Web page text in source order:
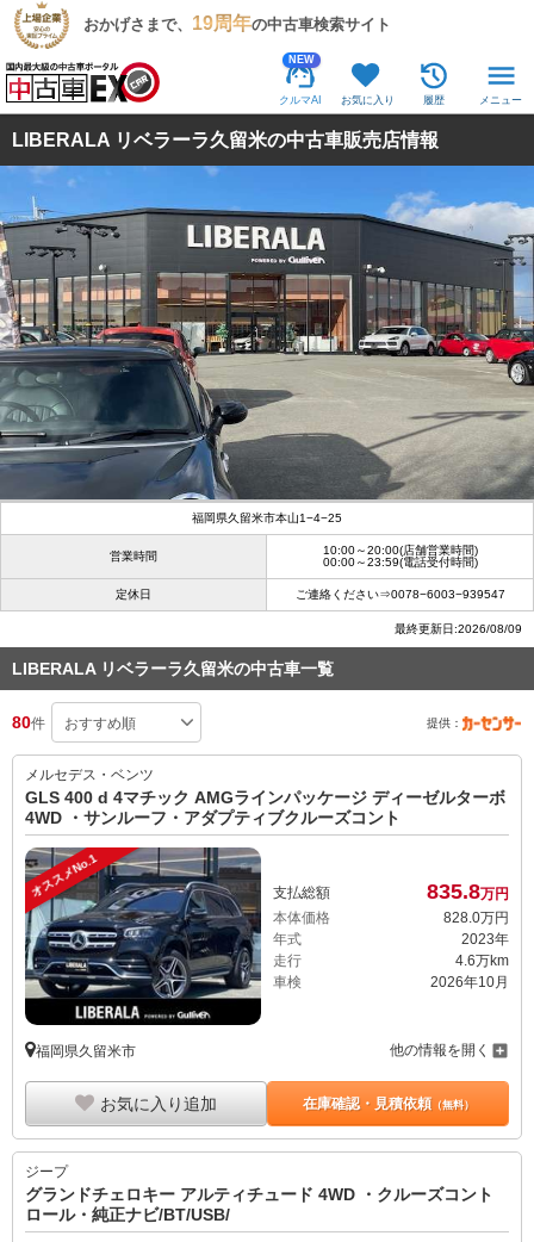
おかげさまで、 19周年の中古車検索サイト
NEW
クルマAI お気に入り 履歴 メニュー
LIBERALA リベラーラ久留米の中古車販売店情報
福岡県久留米市本山1−4−25
営業時間
10:00～20:00(店舗営業時間)
00:00～23:59(電話受付時間)
定休日 ご連絡ください⇒0078−6003−939547
最終更新日:2026/08/09
LIBERALA リベラーラ久留米の中古車一覧
80件 提供：
メルセデス・ベンツ
GLS 400 d 4マチック AMGラインパッケージ ディーゼルターボ
4WD ・サンルーフ・アダプティブクルーズコント
オススメNo.1 支払総額 835.8万円
本体価格
828.0万円
年式
2023年
走行
4.6万km
車検
2026年10月
福岡県久留米市 他の情報を開く
お気に入り追加 在庫確認・見積依頼（無料）
ジープ
グランドチェロキー アルティチュード 4WD ・クルーズコント
ロール・純正ナビ/BT/USB/